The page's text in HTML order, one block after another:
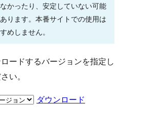
かったり、安定していない可能
ります。本番サイトでの使用は
めしません。
ードするバージョンを指定し
い。
ダウンロード